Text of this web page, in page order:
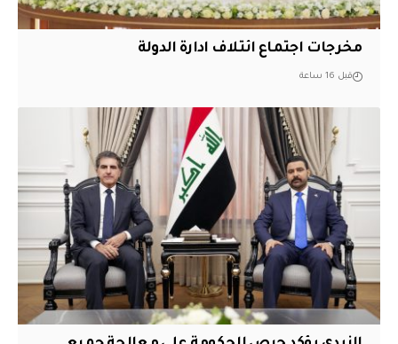
مخرجات اجتماع ائتلاف ادارة الدولة
قبل 16 ساعة